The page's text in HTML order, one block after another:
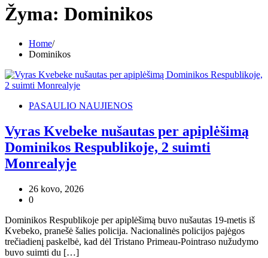
Žyma: Dominikos
Home
Dominikos
PASAULIO NAUJIENOS
Vyras Kvebeke nušautas per apiplėšimą
Dominikos Respublikoje, 2 suimti
Monrealyje
26 kovo, 2026
0
Dominikos Respublikoje per apiplėšimą buvo nušautas 19-metis iš
Kvebeko, pranešė šalies policija. Nacionalinės policijos pajėgos
trečiadienį paskelbė, kad dėl Tristano Primeau-Pointraso nužudymo
buvo suimti du […]